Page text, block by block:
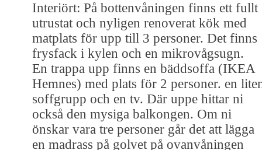
Interiört: På bottenvåningen finns ett fullt
utrustat och nyligen renoverat kök med
matplats för upp till 3 personer. Det finns
frysfack i kylen och en mikrovågsugn.
En trappa upp finns en bäddsoffa (IKEA
Hemnes) med plats för 2 personer. en
soffgrupp och en tv. Där uppe hittar ni
också den mysiga balkongen. Om ni
önskar vara tre personer går det att lägga
en madrass på golvet på ovanvåningen